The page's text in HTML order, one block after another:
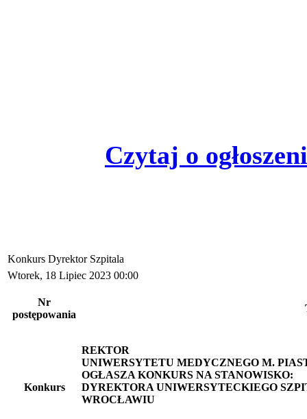
Czytaj o
Konkurs Dyrektor Szpitala
Wtorek, 18 Lipiec 2023 00:00
Nr
postępowania
Konkurs
REKTOR
UNIWERSYTETU MEDYCZNEGO M.
OGŁASZA KONKURS NA STANOWISKO:
DYREKTORA UNIWERSYTECKIEGO
WROCŁAWIU